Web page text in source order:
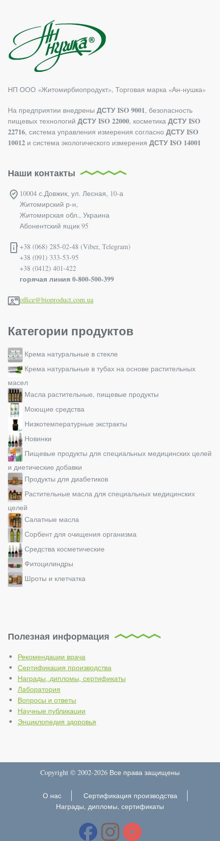
НП ООО «Житомирбиопродукт», Торговая марка «Ан-нушка»
На предприятии внедрены ДСТУ ISO 9001, безопасность
пищевых технологий ДСТУ ISO 22000, косметика ДСТУ ISO
22716, система управления измерения согласно ДСТУ ISO
10012 и система экологического измерения ДСТУ ISO 14001
Наши контакты
10004 с.Довжик, ул. Лесная, 10-а
Житомирский р-н,
Житомирская обл., Украина
Абонентский ящик 95
+38 (068) 285-02-48 (Viber, Telegram)
+38 (091) 333-53-95
+38 (0412) 401-422
горячая линия 0-800-500-399
office@bioproduct.com.ua
Категории продуктов
Крема натуральные в стекле
Крема натуральные в тубах на основе растительных
масел
Масла растительные, пищевые продукты
Моющие средства
Низкотемпературные экстракты
Новинки
Пищевые продукты для специальных медицинских целей
и диетические добавки
Продукты для диабетиков
Растительные масла для специальных медицинских
целей
Салатные масла
Сорбент для очищения организма
Средства косметические
Фитоцилиндры
Шроты и клетчатка
Полезная информация
Рекомендации врача
Сертификация производства
Награды, дипломы, сертификаты
Лаборатория
Вопросы и ответы
Научные публикации
Энциклопедия здоровья
Copyright © 2002-2026 Все права защищены
О нас
Сертификация производства
Награды, дипломы, сертификаты